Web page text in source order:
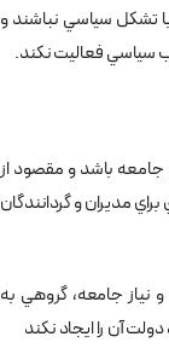
تشكل سياسي نباشند و
سياسي فعاليت نكند.
باشد و مقصود از
مديران و گردانندگان
جامعه، گروهي به
آن را ايجاد نكند